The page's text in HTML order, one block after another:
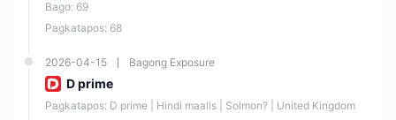
$100
Bago: 69
Pagkatapos: 68
2026-04-15 Bagong Exposure
D prime
Pagkatapos: D prime | Hindi maalis | Solmon? | United Kingdom